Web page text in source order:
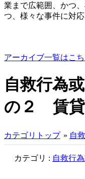
業まで広範囲、かつ
つ、様々な事件に対応
アーカイブ一覧はこ
自救行為
の２ 賃貸
カテゴリトップ » 自
カテゴリ : 自救行